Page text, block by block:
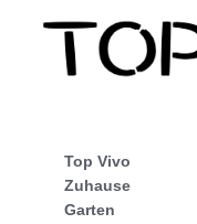
Top Vivo
Zuhause
Garten